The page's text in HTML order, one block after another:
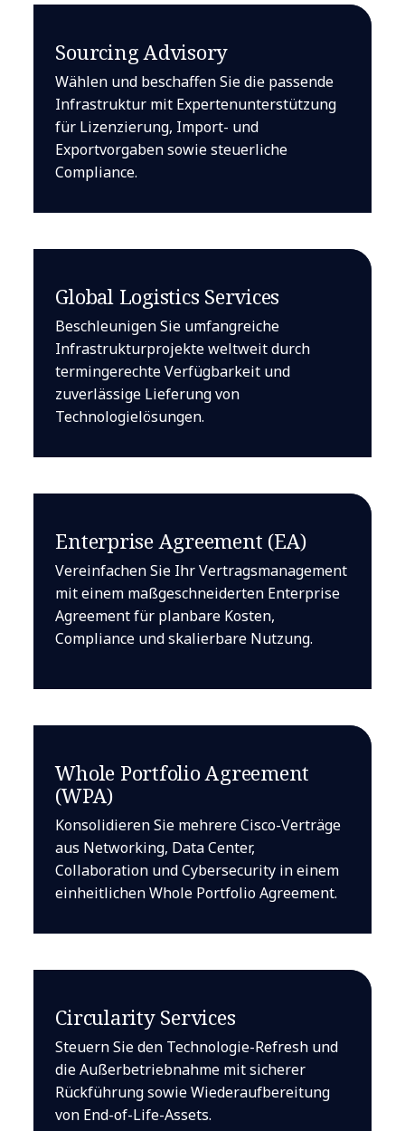
Sourcing Advisory
Wählen und beschaffen Sie die passende
Infrastruktur mit Expertenunterstützung
für Lizenzierung, Import- und
Exportvorgaben sowie steuerliche
Compliance.
Global Logistics Services
Beschleunigen Sie umfangreiche
Infrastrukturprojekte weltweit durch
termingerechte Verfügbarkeit und
zuverlässige Lieferung von
Technologielösungen.
Enterprise Agreement (EA)
Vereinfachen Sie Ihr Vertragsmanagement
mit einem maßgeschneiderten Enterprise
Agreement für planbare Kosten,
Compliance und skalierbare Nutzung.
Whole Portfolio Agreement
(WPA)
Konsolidieren Sie mehrere Cisco-Verträge
aus Networking, Data Center,
Collaboration und Cybersecurity in einem
einheitlichen Whole Portfolio Agreement.
Circularity Services
Steuern Sie den Technologie-Refresh und
die Außerbetriebnahme mit sicherer
Rückführung sowie Wiederaufbereitung
von End-of-Life-Assets.